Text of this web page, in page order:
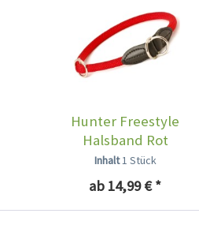
Hunter Freestyle
Halsband Rot
Inhalt1 Stück
ab 14,99 € *